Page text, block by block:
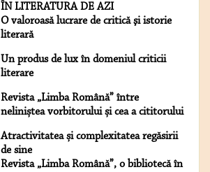
ÎN LITERATURA DE AZI
O valoroasă lucrare de critică şi istorie
literară
Un produs de lux în domeniul criticii
literare
Revista „Limba Română” între
neliniștea vorbitorului și cea a cititorului
Atractivitatea și complexitatea regăsirii
de sine
Revista „Limba Română”, o bibliotecă în